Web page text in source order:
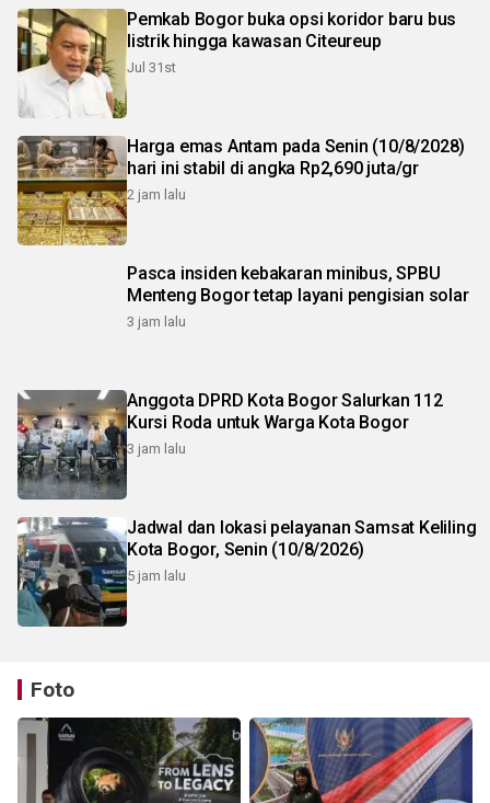
Pemkab Bogor buka opsi koridor baru bus
listrik hingga kawasan Citeureup
Jul 31st
Harga emas Antam pada Senin (10/8/2028)
hari ini stabil di angka Rp2,690 juta/gr
2 jam lalu
Pasca insiden kebakaran minibus, SPBU
Menteng Bogor tetap layani pengisian solar
3 jam lalu
Anggota DPRD Kota Bogor Salurkan 112
Kursi Roda untuk Warga Kota Bogor
3 jam lalu
Jadwal dan lokasi pelayanan Samsat Keliling
Kota Bogor, Senin (10/8/2026)
5 jam lalu
Foto